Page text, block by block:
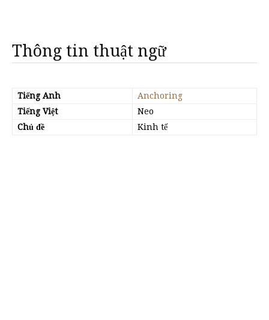
Thông tin thuật ngữ
Tiếng Anh
Anchoring
Tiếng Việt
Neo
Chủ đề
Kinh tế